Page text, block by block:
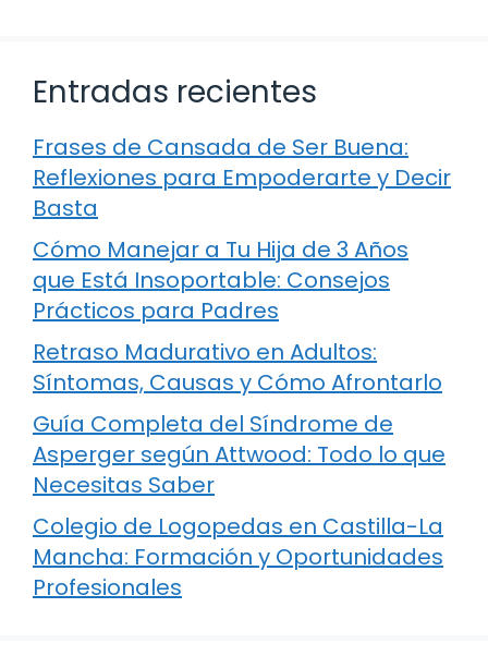
Entradas recientes
Frases de Cansada de Ser Buena:
Reflexiones para Empoderarte y Decir
Basta
Cómo Manejar a Tu Hija de 3 Años
que Está Insoportable: Consejos
Prácticos para Padres
Retraso Madurativo en Adultos:
Síntomas, Causas y Cómo Afrontarlo
Guía Completa del Síndrome de
Asperger según Attwood: Todo lo que
Necesitas Saber
Colegio de Logopedas en Castilla-La
Mancha: Formación y Oportunidades
Profesionales